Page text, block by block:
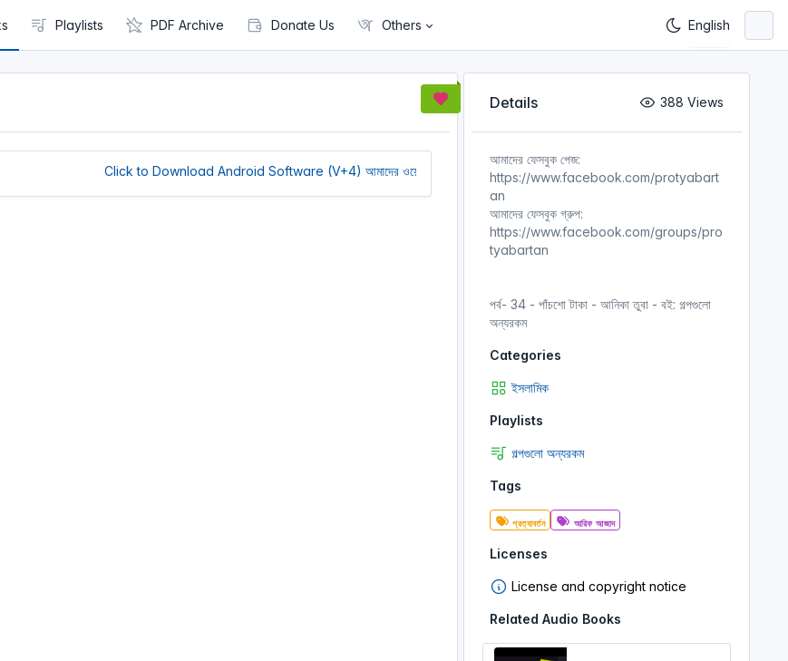
Playlists PDF Archive Donate Us Others
Click to Download Android Software (V+4) আমাদের ওয়েবসাইট সচল রাখতে আমাদের অর্থ সাহায্য করুন। আমরা একটি অলাভজনক ওয়েবসাইট, আমরা
Details 388 Views
আমাদের ফেসবুক পেজ:
https://www.facebook.com/protyabart
an
আমাদের ফেসবুক গ্রুপ:
https://www.facebook.com/groups/pro
tyabartan
পর্ব- 34 - পাঁচশো টাকা - আনিকা তুবা - বই: গল্পগুলো
অন্যরকম
Categories
ইসলামিক
Playlists
গল্পগুলো অন্যরকম
Tags
প্রত্যাবর্তন আরিফ আজাদ
Licenses
License and copyright notice
Related Audio Books